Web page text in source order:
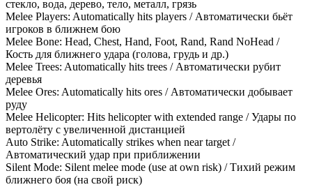
стекло, вода, дерево, тело, металл, грязь
Melee Players: Automatically hits players / Автоматически бьёт
игроков в ближнем бою
Melee Bone: Head, Chest, Hand, Foot, Rand, Rand NoHead /
Кость для ближнего удара (голова, грудь и др.)
Melee Trees: Automatically hits trees / Автоматически рубит
деревья
Melee Ores: Automatically hits ores / Автоматически добывает
руду
Melee Helicopter: Hits helicopter with extended range / Удары по
вертолёту с увеличенной дистанцией
Auto Strike: Automatically strikes when near target /
Автоматический удар при приближении
Silent Mode: Silent melee mode (use at own risk) / Тихий режим
ближнего боя (на свой риск)